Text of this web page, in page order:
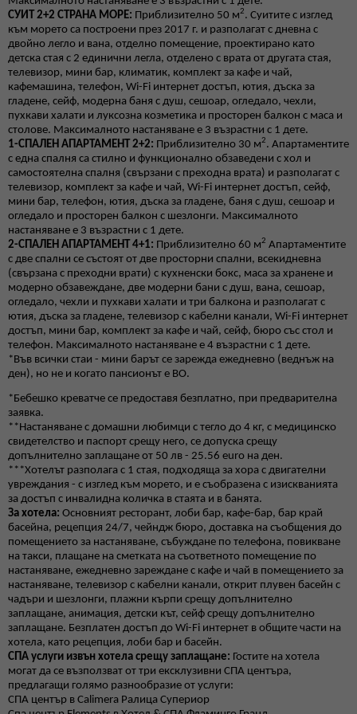
СУИТ 2+2 СТРАНА МОРЕ: Приблизително 50 м2. Суитите с изглед
към морето са построени през 2017 г. и разполагат с дневна с
двойно легло и вана, отделно помещение, проектирано като
детска стая с 2 единични легла, отделено с врата от другата стая,
телевизор, мини бар, климатик, комплект за кафе и чай,
кафемашина, телефон, Wi-Fi интернет достъп, ютия, дъска за
гладене, сейф, модерна баня с душ, сешоар, огледало, чехли,
пухкави халати и луксозна козметика и просторен балкон с маса и
столове. Максималното настаняване е 3 възрастни с 1 дете.
1-СПАЛЕН АПАРТАМЕНТ 2+2: Приблизително 30 м2. Апартаментите
с една спалня са стилно и функционално обзаведени с хол и
самостоятелна спалня (свързани с преходна врата) и разполагат с
телевизор, комплект за кафе и чай, Wi-Fi интернет достъп, сейф,
мини бар, телефон, ютия, дъска за гладене, баня с душ, сешоар и
огледало и просторен балкон с шезлонги. Максималното
настаняване е 3 възрастни с 1 дете.
2-СПАЛЕН АПАРТАМЕНТ 4+1: Приблизително 60 м2 Апартаментите
с две спални се състоят от две просторни спални, всекидневна
(свързана с преходни врати) с кухненски бокс, маса за хранене и
модерно обзавеждане, две модерни бани с душ, вана, сешоар,
огледало, чехли и пухкави халати и три балкона и разполагат с
ютия, дъска за гладене, телевизор с кабелни канали, Wi-Fi интернет
достъп, мини бар, комплект за кафе и чай, сейф, бюро със стол и
телефон. Максималното настаняване е 4 възрастни с 1 дете.
*Във всички стаи - мини барът се зарежда ежедневно (веднъж на
ден), но не и когато пансионът е BO.
*Бебешко креватче се предоставя безплатно, при предварителна
заявка.
**Настаняване с домашни любимци с тегло до 4 кг, с медицинско
свидетелство и паспорт срещу него, се допуска срещу
допълнително заплащане от 50 лв - 25.56 euro на ден.
***Хотелът разполага с 1 стая, подходяща за хора с двигателни
увреждания - с изглед към морето, и е съобразена с изискванията
за достъп с инвалидна количка в стаята и в банята.
За хотела: Основният ресторант, лоби бар, кафе-бар, бар край
басейна, рецепция 24/7, чейндж бюро, доставка на съобщения до
помещението за настаняване, събуждане по телефона, повикване
на такси, плащане на сметката на съответното помещение по
настаняване, ежедневно зареждане с кафе и чай в помещението за
настаняване, телевизор с кабелни канали, открит плувен басейн с
чадъри и шезлонги, плажни кърпи срещу допълнително
заплащане, анимация, детски кът, сейф срещу допълнително
заплащане. Безплатен достъп до Wi-Fi интернет в общите части на
хотела, като рецепция, лоби бар и басейн.
СПА услуги извън хотела срещу заплащане: Гостите на хотела
могат да се възползват от три ексклузивни СПА центъра,
предлагащи голямо разнообразие от услуги:
СПА център в Calimera Ралица Супериор